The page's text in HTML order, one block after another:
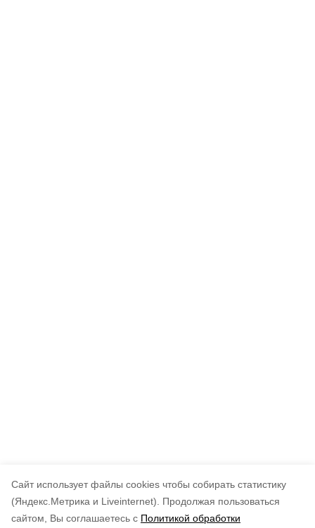
Cайт использует файлы cookies чтобы собирать статистику
(Яндекс.Метрика и Liveinternet).
Продолжая пользоваться
сайтом, Вы соглашаетесь с Политикой обработки